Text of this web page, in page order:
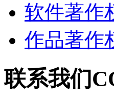
软件著作
作品著作
联系我们